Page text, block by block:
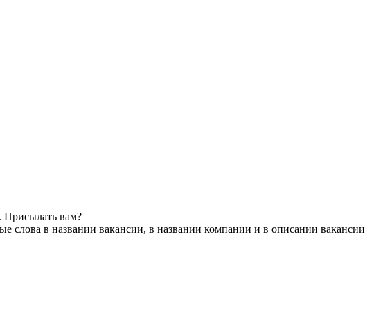
Присылать вам?
слова в названии вакансии, в названии компании и в описании вакансии